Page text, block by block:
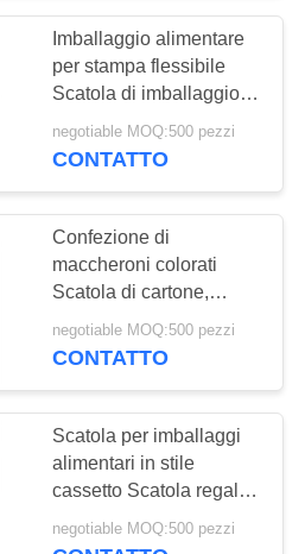
di carta
al
13
di logo
Imballaggio alimentare
per stampa flessibile
Scatola di imballaggio
alimentare a capo aperto
Eco-friendly For
negotiable MOQ:500 pezzi
CONTATTO
Confezione di
maccheroni colorati
Scatola di cartone,
imballaggio alimentare
ecologico
negotiable MOQ:500 pezzi
CONTATTO
Scatola per imballaggi
alimentari in stile
cassetto Scatola regalo
per macaroni facile da
trasportare e conservare
negotiable MOQ:500 pezzi